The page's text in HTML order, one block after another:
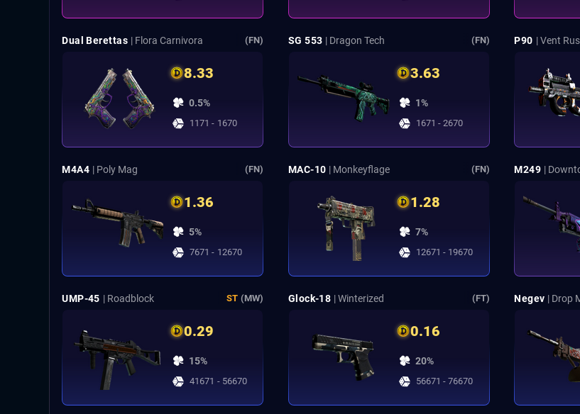
Dual Berettas | Flora Carnivora (FN)
8.33
0.5%
1171 - 1670
SG 553 | Dragon Tech (FN)
3.63
1%
1671 - 2670
P90 | Vent
M4A4 | Poly Mag (FN)
1.36
5%
7671 - 12670
MAC-10 | Monkeyflage (FN)
1.28
7%
12671 - 19670
M249 |
UMP-45 | Roadblock ST (MW)
0.29
15%
41671 - 56670
Glock-18 | Winterized (FT)
0.16
20%
56671 - 76670
Negev | Drop